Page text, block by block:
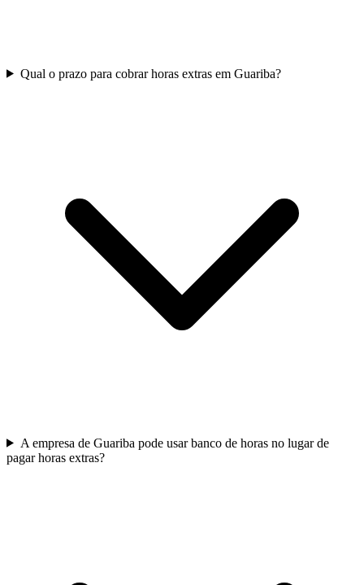
Qual o prazo para cobrar horas extras em Guariba?
A empresa de Guariba pode usar banco de horas no lugar de
pagar horas extras?